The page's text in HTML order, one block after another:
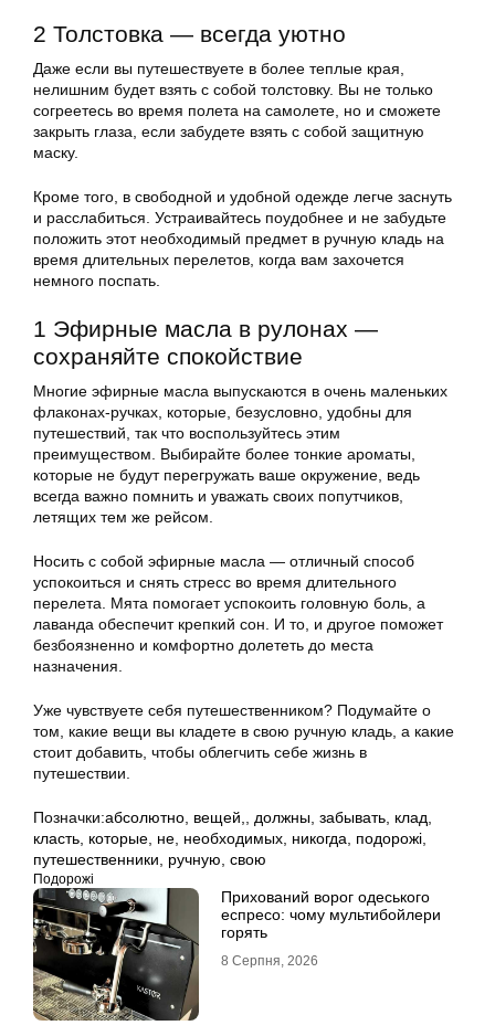
2 Толстовка — всегда уютно
Даже если вы путешествуете в более теплые края,
нелишним будет взять с собой толстовку. Вы не только
согреетесь во время полета на самолете, но и сможете
закрыть глаза, если забудете взять с собой защитную
маску.
Кроме того, в свободной и удобной одежде легче заснуть
и расслабиться. Устраивайтесь поудобнее и не забудьте
положить этот необходимый предмет в ручную кладь на
время длительных перелетов, когда вам захочется
немного поспать.
1 Эфирные масла в рулонах —
сохраняйте спокойствие
Многие эфирные масла выпускаются в очень маленьких
флаконах-ручках, которые, безусловно, удобны для
путешествий, так что воспользуйтесь этим
преимуществом. Выбирайте более тонкие ароматы,
которые не будут перегружать ваше окружение, ведь
всегда важно помнить и уважать своих попутчиков,
летящих тем же рейсом.
Носить с собой эфирные масла — отличный способ
успокоиться и снять стресс во время длительного
перелета. Мята помогает успокоить головную боль, а
лаванда обеспечит крепкий сон. И то, и другое поможет
безбоязненно и комфортно долететь до места
назначения.
Уже чувствуете себя путешественником? Подумайте о
том, какие вещи вы кладете в свою ручную кладь, а какие
стоит добавить, чтобы облегчить себе жизнь в
путешествии.
Позначки:абсолютно, вещей,, должны, забывать, клад,
класть, которые, не, необходимых, никогда, подорожі,
путешественники, ручную, свою
Подорожі
Прихований ворог одеського
еспресо: чому мультибойлери
горять
8 Серпня, 2026